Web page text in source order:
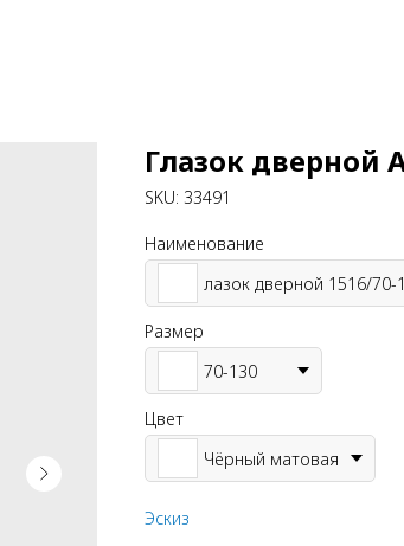
Глазок дверной
SKU: 33491
Наименование
лазок дверной 1516/70-
Размер
70-130
Цвет
Чёрный матовая
Эскиз